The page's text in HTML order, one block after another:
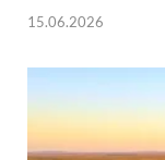
15.06.2026